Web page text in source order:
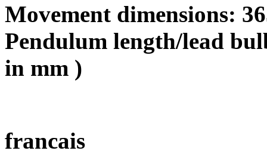
Movement dimensions:
Pendulum length/lead
in mm )
francais